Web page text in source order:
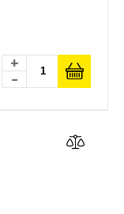
+
-